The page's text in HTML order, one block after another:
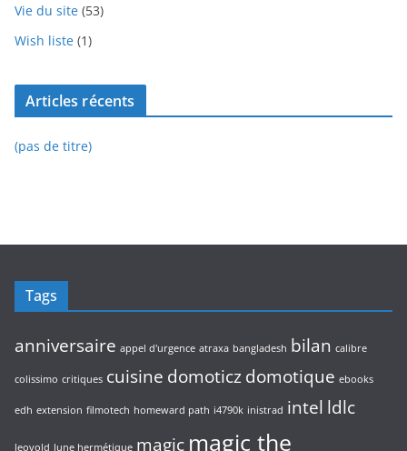
Vie du site (53)
Wish liste (1)
Articles récents
(pas de titre)
Tags
anniversaire appel d'urgence atraxa bangladesh bilan calibre
colissimo critiques cuisine domoticzdomotique ebooks
edh extension filmotech homeward path i4790k inistrad intel ldlc
leovold lune hermétique magic magic the